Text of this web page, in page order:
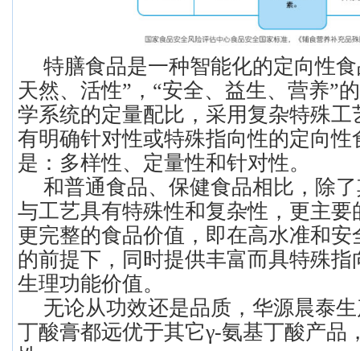
特膳食品是一种智能化的定向性
天然、活性”，“安全、益生、营养”
学系统的定量配比，采用复杂特殊工
有明确针对性或特殊指向性的定向性
是：多样性、定量性和针对性。
和普通食品、保健食品相比，除
与工艺具有特殊性和复杂性，更主要
更完整的食品价值，即在高水准和
的前提下，同时提供丰富而具特殊
生理功能价值。
无论从功效还是品质，华源晨泰
丁酸膏都远优于其它γ-氨基丁酸产品